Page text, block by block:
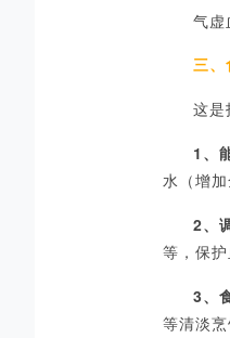
气虚
三、
这是
1、
水（增加
2、
等，保护
3、
等清淡